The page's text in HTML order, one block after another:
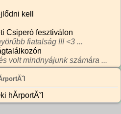
kell
Csiperó fesztiválon
fiatalság !!! <3 ...
volt mindnyájunk számára ...
hĂ­rportĂˇl